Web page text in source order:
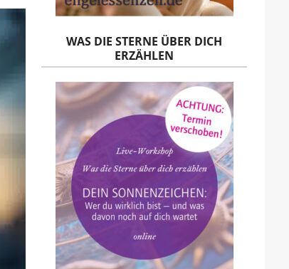
WAS DIE STERNE ÜBER DICH
ERZÄHLEN